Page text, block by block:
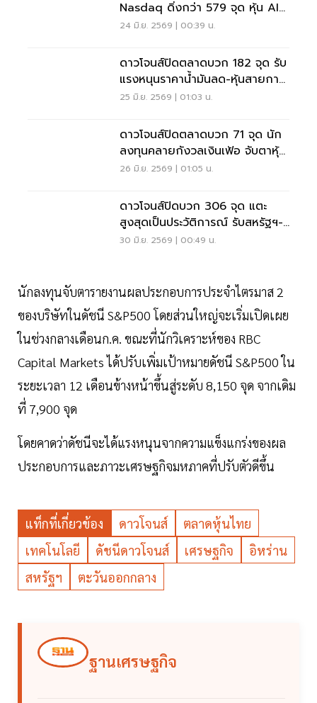
Nasdaq ดิ่งกว่า 579 จุด หุ้น AI-
ชิปร่วงหนัก
24 มิ.ย. 2569 | 00:39 น.
ดาวโจนส์ปิดตลาดบวก 182 จุด รับ
แรงหนุนราคาน้ำมันลด-หุ้นสายการ
บินคึกคัก
25 มิ.ย. 2569 | 01:03 น.
ดาวโจนส์ปิดตลาดบวก 71 จุด นัก
ลงทุนคลายกังวลเงินเฟ้อ จับตาหุ้น
AI ยังผันผวน
26 มิ.ย. 2569 | 01:05 น.
ดาวโจนส์ปิดบวก 306 จุด แตะ
สูงสุดเป็นประวัติการณ์ รับสหรัฐฯ-
อิหร่านพักรบชั่วคราว
30 มิ.ย. 2569 | 00:49 น.
นักลงทุนจับตารายงานผลประกอบการประจำไตรมาส 2
ของบริษัทในดัชนี S&P500 โดยส่วนใหญ่จะเริ่มเปิดเผย
ในช่วงกลางเดือนก.ค. ขณะที่นักวิเคราะห์ของ RBC
Capital Markets ได้ปรับเพิ่มเป้าหมายดัชนี S&P500 ใน
ระยะเวลา 12 เดือนข้างหน้าขึ้นสู่ระดับ 8,150 จุด จากเดิม
ที่ 7,900 จุด
โดยคาดว่าดัชนีจะได้แรงหนุนจากความแข็งแกร่งของผล
ประกอบการและภาวะเศรษฐกิจมหภาคที่ปรับตัวดีขึ้น
แท็กที่เกี่ยวข้อง ดาวโจนส์
ตลาดหุ้นไทย
เทคโนโลยี
ดัชนีดาวโจนส์ เศรษฐกิจ
อิหร่าน
สหรัฐฯ
ตะวันออกกลาง
ฐานเศรษฐกิจ